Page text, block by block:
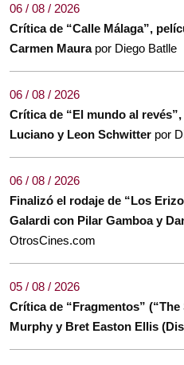
06 / 08 / 2026
Crítica de “Calle Málaga”,
Carmen Maura por Diego Batlle
06 / 08 / 2026
Crítica de “El mundo al
Luciano y Leon Schwitter por
06 / 08 / 2026
Finalizó el rodaje de “Los
Galardi con Pilar Gamboa y
OtrosCines.com
05 / 08 / 2026
Crítica de “Fragmentos”
Murphy y Bret Easton Ellis